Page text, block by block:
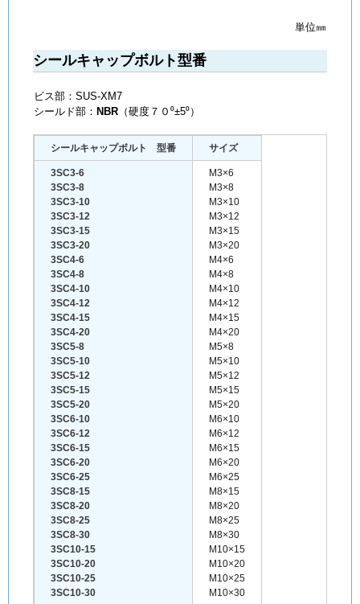
単位㎜
シールキャップボルト型番
ビス部：SUS-XM7
シールド部： NBR （硬度７０⁰±5⁰）
シールキャップボルト 型番 サイズ
3SC3-6
3SC3-8
3SC3-10
3SC3-12
3SC3-15
3SC3-20
3SC4-6
3SC4-8
3SC4-10
3SC4-12
3SC4-15
3SC4-20
3SC5-8
3SC5-10
3SC5-12
3SC5-15
3SC5-20
3SC6-10
3SC6-12
3SC6-15
3SC6-20
3SC6-25
3SC8-15
3SC8-20
3SC8-25
3SC8-30
3SC10-15
3SC10-20
3SC10-25
3SC10-30
M3×6
M3×8
M3×10
M3×12
M3×15
M3×20
M4×6
M4×8
M4×10
M4×12
M4×15
M4×20
M5×8
M5×10
M5×12
M5×15
M5×20
M6×10
M6×12
M6×15
M6×20
M6×25
M8×15
M8×20
M8×25
M8×30
M10×15
M10×20
M10×25
M10×30